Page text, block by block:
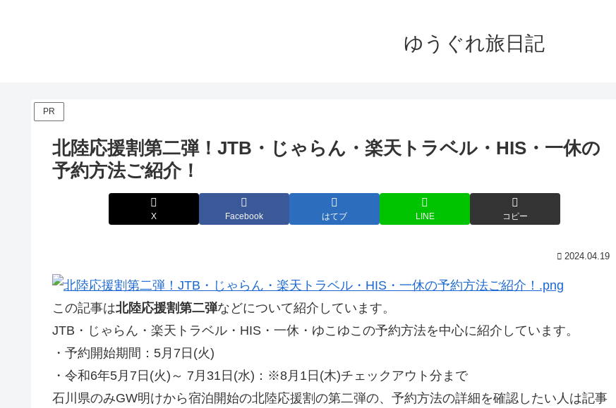
ゆうぐれ旅日記
PR
北陸応援割第二弾！JTB・じゃらん・楽天トラベル・HIS・一休の
予約方法ご紹介！
X Facebook はてブ LINE コピー
2024.04.19
この記事は北陸応援割第二弾などについて紹介しています。
JTB・じゃらん・楽天トラベル・HIS・一休・ゆこゆこの予約方法を中心に紹介しています。
・予約開始期間：5月7日(火)
・令和6年5月7日(火)～ 7月31日(水)：※8月1日(木)チェックアウト分まで
石川県のみGW明けから宿泊開始の北陸応援割の第二弾の、予約方法の詳細を確認したい人は記事